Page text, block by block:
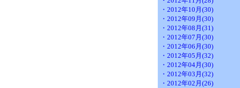
・2012年10月(30)
・2012年09月(30)
・2012年08月(31)
・2012年07月(30)
・2012年06月(30)
・2012年05月(32)
・2012年04月(30)
・2012年03月(32)
・2012年02月(26)